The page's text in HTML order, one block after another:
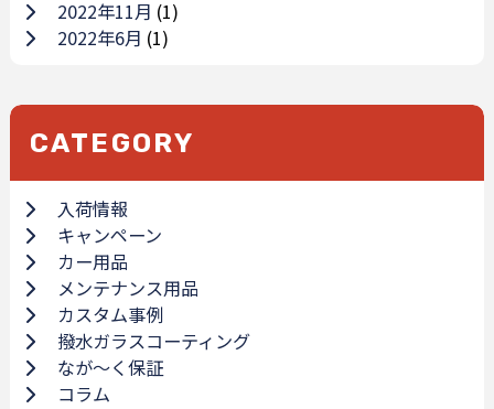
2022年11月 (1)
2022年6月 (1)
CATEGORY
入荷情報
キャンペーン
カー用品
メンテナンス用品
カスタム事例
撥水ガラスコーティング
なが～く保証
コラム